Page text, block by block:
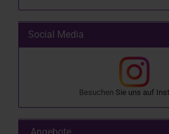
Social Media
Besuchen Sie uns auf